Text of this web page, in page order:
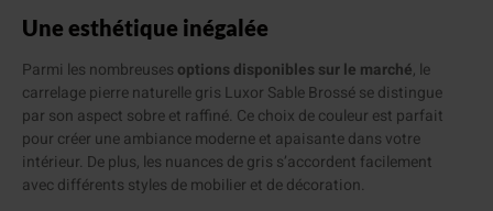
Une esthétique inégalée
Parmi les nombreuses options disponibles sur le marché, le
carrelage pierre naturelle gris Luxor Sable Brossé se distingue
par son aspect sobre et raffiné. Ce choix de couleur est parfait
pour créer une ambiance moderne et apaisante dans votre
intérieur. De plus, les nuances de gris s’accordent facilement
avec différents styles de mobilier et de décoration.